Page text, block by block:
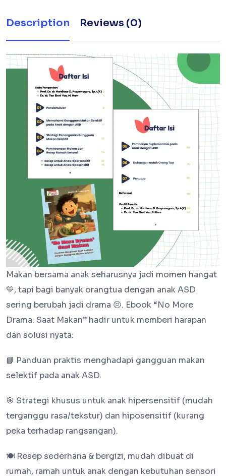
Description Reviews (0)
Makan bersama anak seharusnya jadi momen hangat
💛, tapi bagi banyak orangtua dengan anak ASD
sering berubah jadi drama 😣. Ebook “No More
Drama: Saat Makan” hadir untuk memberi harapan
dan solusi nyata:
📘 Panduan praktis menghadapi gangguan makan
selektif pada anak ASD.
🎯 Strategi khusus untuk anak hipersensitif (mudah
terganggu rasa/tekstur) dan hiposensitif (kurang
peka terhadap rangsangan).
🍽️ Resep sederhana & bergizi, mudah dibuat di
rumah, ramah untuk anak dengan kebutuhan sensori